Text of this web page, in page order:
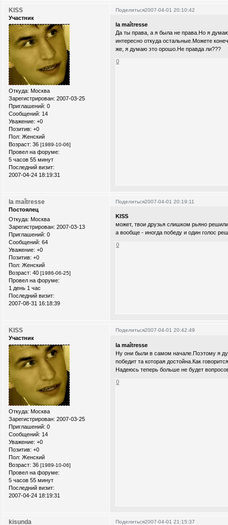
Поделиться2007-04-01 20:10:42
KISS
Участник
Откуда: Москва
Зарегистрирован: 2007-03-25
Приглашений: 0
Сообщений: 14
Уважение: +0
Позитив: +0
Пол: Женский
Возраст: 36 [1989-10-06]
Провел на форуме:
5 часов 55 минут
Последний визит:
2007-04-24 18:19:31
la maîtresse
Да ты права, а я была не права.Но я
интересно откуда остальные.Можете
же, я думаю это орошо.Не правда ли???
0
Поделиться2007-04-01 20:19:11
la maîtresse
Постоялец
Откуда: Москва
Зарегистрирован: 2007-03-13
Приглашений: 0
Сообщений: 64
Уважение: +0
Позитив: +0
Пол: Женский
Возраст: 40 [1986-06-25]
Провел на форуме:
1 день 1 час
Последний визит:
2007-08-31 16:18:39
KISS
может, твои друзья слишком рьяно
а вообще - иногда победу и один голос
0
Поделиться2007-04-01 20:42:49
KISS
Участник
Откуда: Москва
Зарегистрирован: 2007-03-25
Приглашений: 0
Сообщений: 14
Уважение: +0
Позитив: +0
Пол: Женский
Возраст: 36 [1989-10-06]
Провел на форуме:
5 часов 55 минут
Последний визит:
2007-04-24 18:19:31
la maîtresse
Ну они были в самом начале.Поэтому я
победит та которая достойна.Как
Надеюсь теперь больше не будет
0
Поделиться2007-04-01 21:15:37
kisunda